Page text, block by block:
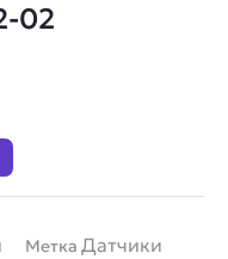
02
Метка Датчики